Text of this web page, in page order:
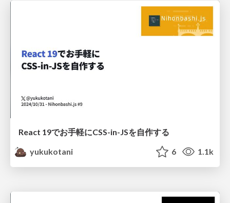
React 19でお手軽にCSS-in-JSを自作する
yukukotani
6 1.1k